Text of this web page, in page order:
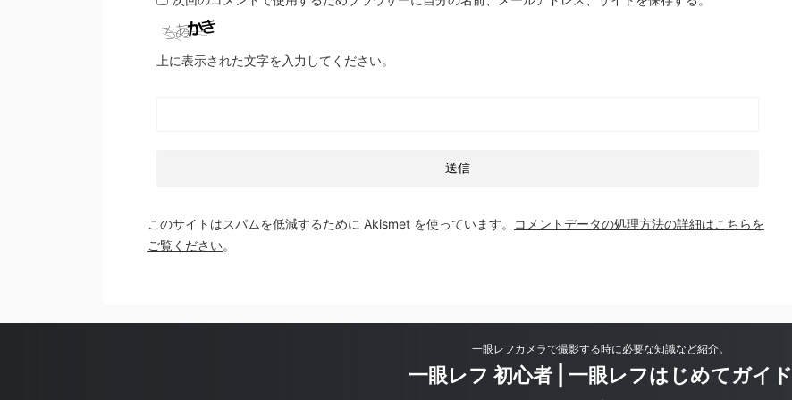
上に表示された文字を入力してください。
このサイトはスパムを低減するために Akismet を使っています。
コメントデータの処理方法の詳細はこちらを
ご覧ください。
一眼レフカメラで撮影する時に必要な知識など紹介。
一眼レフ 初心者 | 一眼レフはじめてガイド